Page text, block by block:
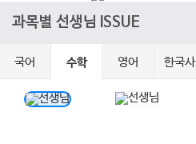
과목별 선생님 ISSUE
국어 수학 영어 한국사